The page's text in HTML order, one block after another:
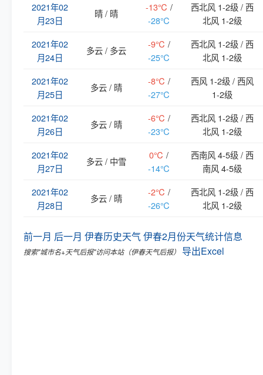
2021年02
月23日
晴 / 晴
-13℃ /
-28℃
西北风 1-2级 / 西
北风 1-2级
2021年02
月24日
多云 / 多云
-9℃ /
-25℃
西北风 1-2级 / 西
北风 1-2级
2021年02
月25日
多云 / 晴
-8℃ /
-27℃
西风 1-2级 / 西风
1-2级
2021年02
月26日
多云 / 晴
-6℃ /
-23℃
西北风 1-2级 / 西
北风 1-2级
2021年02
月27日
多云 / 中雪
0℃ /
-14℃
西南风 4-5级 / 西
南风 4-5级
2021年02
月28日
多云 / 晴
-2℃ /
-26℃
西北风 1-2级 / 西
北风 1-2级
前一月 后一月 伊春历史天气 伊春2月份天气统计信息
搜索"城市名+天气后报"访问本站（伊春天气后报） 导出Excel